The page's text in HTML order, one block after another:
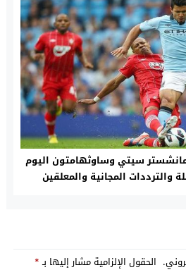
مانشستر سيتي وساوثهامتون اليوم
والترددات المجانية والمعلقين
الحقول الإلزامية مشار إليها بـ*